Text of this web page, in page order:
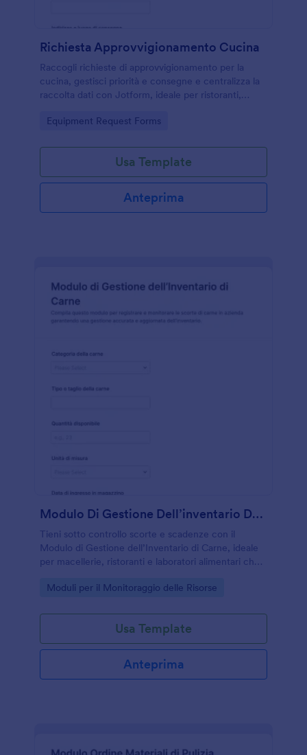
Richiesta Approvvigionamento Cucina
Raccogli richieste di approvvigionamento per la
cucina, gestisci priorità e consegne e centralizza la
raccolta dati con Jotform, ideale per ristoranti,
e magazzino.
Go to Category:
Equipment Request Forms
Usa Template
Anteprima
Modulo Di Gestione Dell’inventario Della Carne
Tieni sotto controllo scorte e scadenze con il
Modulo di Gestione dell’Inventario di Carne, ideale
per macellerie, ristoranti e laboratori alimentari che
del magazzino.
Go to Category:
Moduli per il Monitoraggio delle Risorse
Usa Template
Anteprima